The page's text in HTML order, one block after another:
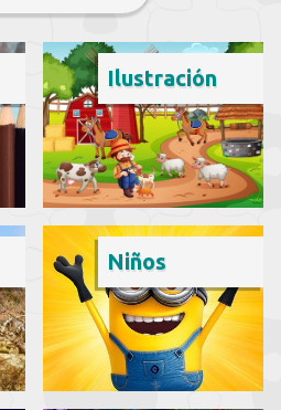
Ilustración
Niños